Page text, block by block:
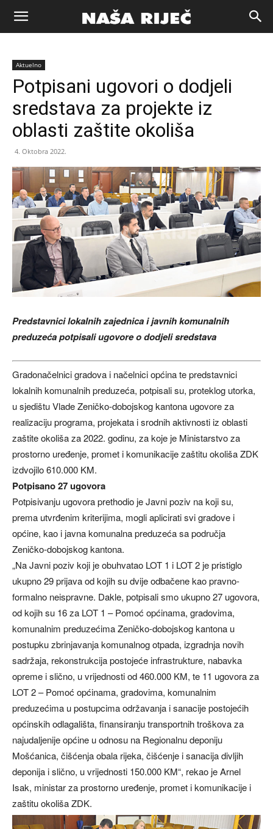
Naša
riječ
Zenica
Aktuelno
Potpisani ugovori o dodjeli
sredstava za projekte iz
oblasti zaštite okoliša
4. Oktobra 2022.
Predstavnici lokalnih zajednica i javnih komunalnih
preduzeća potpisali ugovore o dodjeli sredstava
Gradonačelnici gradova i načelnici općina te predstavnici
lokalnih komunalnih preduzeća, potpisali su, proteklog utorka,
u sjedištu Vlade Zeničko-dobojskog kantona ugovore za
realizaciju programa, projekata i srodnih aktivnosti iz oblasti
zaštite okoliša za 2022. godinu, za koje je Ministarstvo za
prostorno uređenje, promet i komunikacije zaštitu okoliša ZDK
izdvojilo 610.000 KM.
Potpisano 27 ugovora
Potpisivanju ugovora prethodio je Javni poziv na koji su,
prema utvrđenim kriterijima, mogli aplicirati svi gradove i
općine, kao i javna komunalna preduzeća sa područja
Zeničko-dobojskog kantona.
„Na Javni poziv koji je obuhvatao LOT 1 i LOT 2 je pristiglo
ukupno 29 prijava od kojih su dvije odbačene kao pravno-
formalno neispravne. Dakle, potpisali smo ukupno 27 ugovora,
od kojih su 16 za LOT 1 – Pomoć općinama, gradovima,
komunalnim preduzećima Zeničko-dobojskog kantona u
postupku zbrinjavanja komunalnog otpada, izgradnja novih
sadržaja, rekonstrukcija postojeće infrastrukture, nabavka
opreme i slično, u vrijednosti od 460.000 KM, te 11 ugovora za
LOT 2 – Pomoć općinama, gradovima, komunalnim
preduzećima u postupcima održavanja i sanacije postojećih
općinskih odlagališta, finansiranju transportnih troškova za
najudaljenije općine u odnosu na Regionalnu deponiju
Mošćanica, čišćenja obala rijeka, čišćenje i sanacija divljih
deponija i slično, u vrijednosti 150.000 KM“, rekao je Arnel
Isak, ministar za prostorno uređenje, promet i komunikacije i
zaštitu okoliša ZDK.